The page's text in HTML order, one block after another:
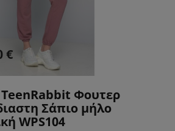
€
Φουτερ
Σάπιο μήλο
WPS104